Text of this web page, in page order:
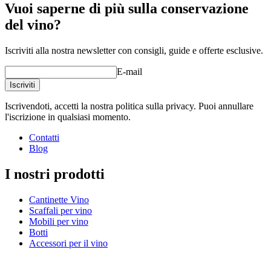
Vuoi saperne di più sulla conservazione
del vino?
Iscriviti alla nostra newsletter con consigli, guide e offerte esclusive.
E-mail
Iscriviti
Iscrivendoti, accetti la nostra politica sulla privacy. Puoi annullare
l'iscrizione in qualsiasi momento.
Contatti
Blog
I nostri prodotti
Cantinette Vino
Scaffali per vino
Mobili per vino
Botti
Accessori per il vino